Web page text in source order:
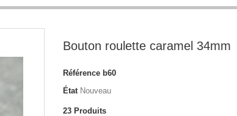
Bouton roulette caramel 34mm
Référence b60
État Nouveau
23 Produits